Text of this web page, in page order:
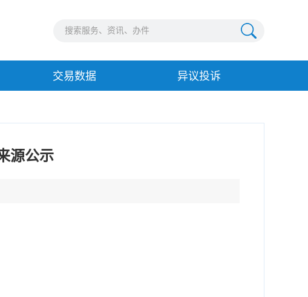
交易数据 异议投诉
源公示